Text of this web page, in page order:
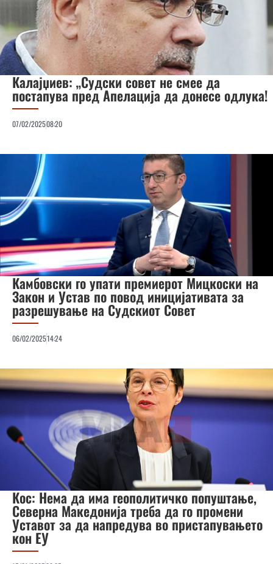
Калајџиев: „Судски совет не смее да
постапува пред Апелација да донесе одлука!
07/02/202508:20
Камбовски го упати премиерот Мицкоски на
Закон и Устав по повод иницијативата за
разрешување на Судскиот Совет
06/02/202514:24
Кос: Нема да има геополитичко попуштање,
Северна Македонија треба да го промени
Уставот за да напредува во пристапувањето
кон ЕУ